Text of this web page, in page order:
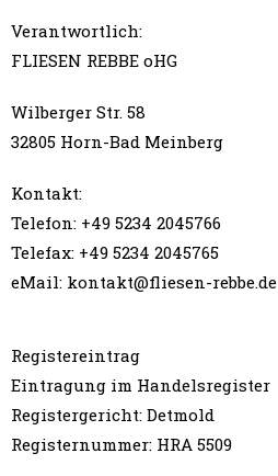
Verantwortlich:
FLIESEN REBBE oHG
Wilberger Str. 58
32805 Horn-Bad Meinberg
Kontakt:
Telefon: +49 5234 2045766
Telefax: +49 5234 2045765
eMail: kontakt@fliesen-rebbe.de
Registereintrag
Eintragung im Handelsregister
Registergericht: Detmold
Registernummer: HRA 5509